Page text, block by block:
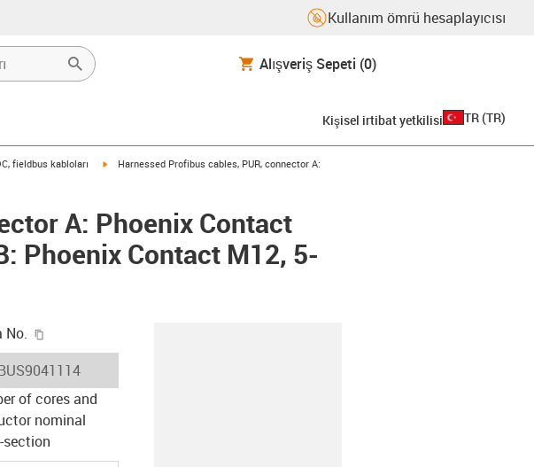
Kullanım ömrü hesaplayıcısı
Alışveriş Sepeti (0)
Kişisel irtibat yetkilisi TR (TR)
fieldbus kabloları igus-icon-arrow-right
Harnessed Profibus cables, PUR, connector A:
A: Phoenix Contact
Phoenix Contact M12, 5-
No.
icon-lieferzeit
of cores and
nominal
section